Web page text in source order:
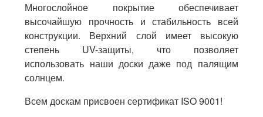
Многослойное покрытие обеспечивает
высочайшую прочность и стабильность всей
конструкции. Верхний слой имеет высокую
степень UV-защиты, что позволяет
использовать наши доски даже под палящим
солнцем.
Всем доскам присвоен сертификат ISO 9001!